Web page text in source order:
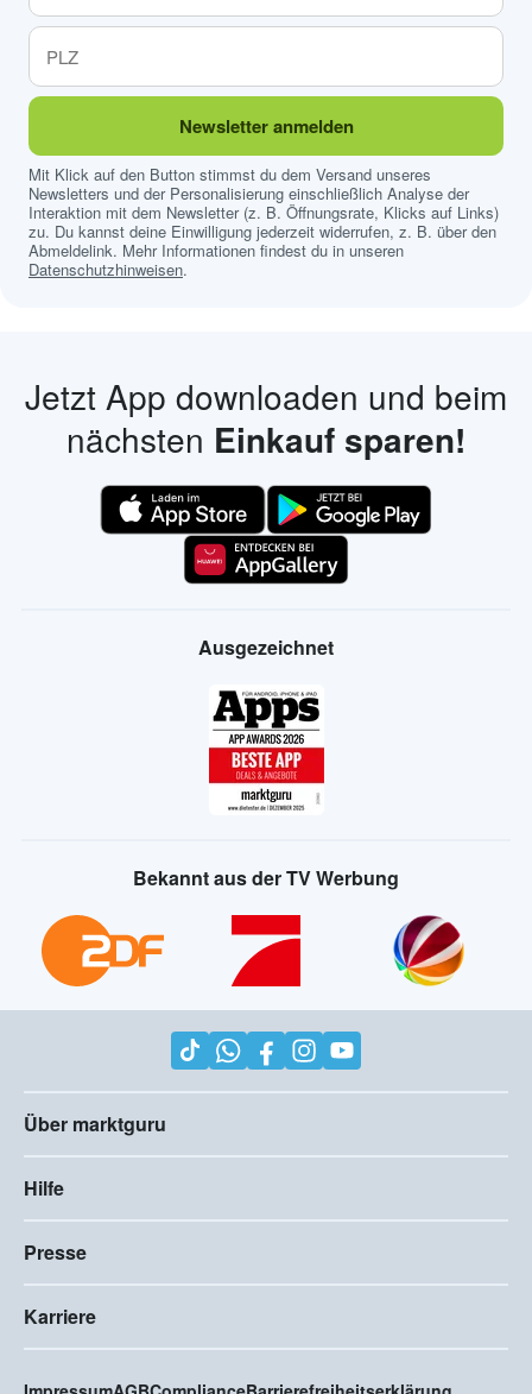
Newsletter anmelden
Mit Klick auf den Button stimmst du dem Versand unseres
Newsletters und der Personalisierung einschließlich Analyse der
Interaktion mit dem Newsletter (z. B. Öffnungsrate, Klicks auf Links)
zu. Du kannst deine Einwilligung jederzeit widerrufen, z. B. über den
Abmeldelink. Mehr Informationen findest du in unseren
Datenschutzhinweisen.
Jetzt App downloaden und beim
nächsten Einkauf sparen!
Ausgezeichnet
Bekannt aus der TV Werbung
Über marktguru
Hilfe
Presse
Karriere